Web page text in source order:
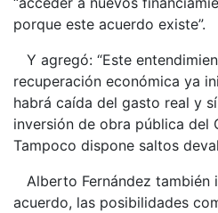
porque este acuerdo existe”.
Y agregó: “Este
recuperación económica ya
habrá caída del gasto real y
inversión de obra pública del
Tampoco dispone saltos
Alberto Fernández también
acuerdo, las posibilidades